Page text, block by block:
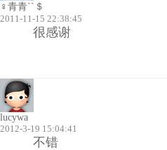
♀青青``＄
2011-11-15 22:38:45
很感谢
lucywa
2012-3-19 15:04:41
不错